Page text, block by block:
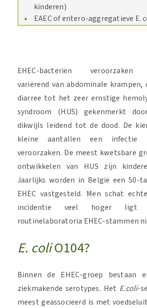
kinderen)
EAEC of entero-aggregatieve
EHEC-bacteriën veroorzaken
variërend van abdominale krampen,
diarree tot het zeer ernstige
syndroom (HUS) gekenmerkt
dikwijls leidend tot de dood. De
kleine aantallen een
veroorzaken. De meest kwetsbare
ontwikkelen van HUS zijn
Jaarlijks worden in België een 50-
EHEC vastgesteld. Men schat
incidentie veel hoger ligt
routinelaboratoria EHEC-stammen
E. coliO104?
Binnen de EHEC-groep bestaan
ziekmakende serotypes. Het E.coli-
meest geassocieerd is met